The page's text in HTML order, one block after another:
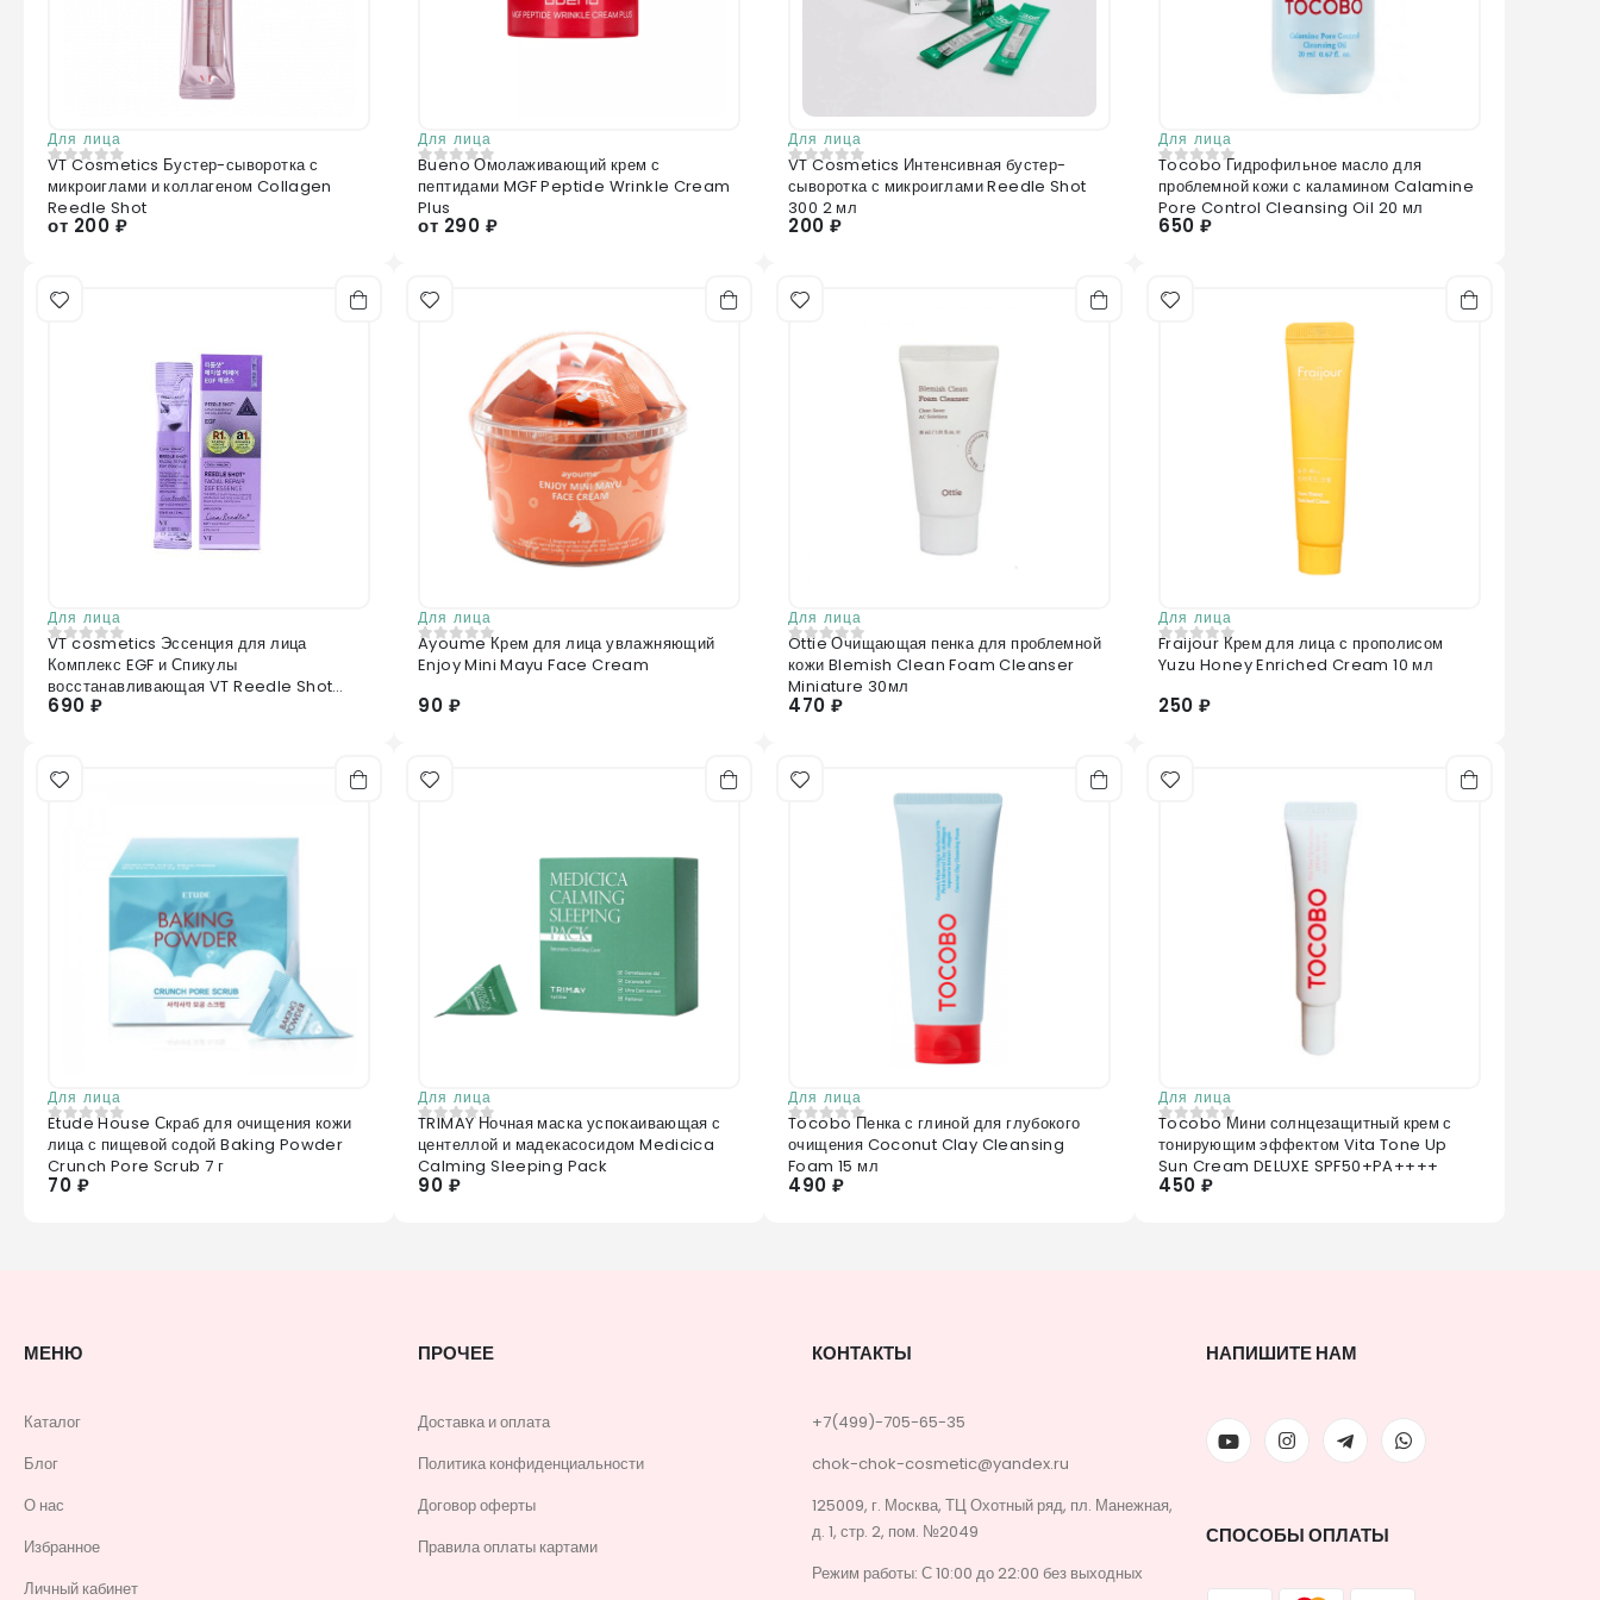
Для лица
0 из 5
VT Cosmetics Бустер-сыворотка с
микроиглами и коллагеном Collagen
Reedle Shot
от 200 ₽
Для лица
0из 5
Bueno Омолаживающий крем с
пептидами MGF Peptide Wrinkle Cream
Plus
от 290 ₽
Для лица
0 из 5
VT Cosmetics Интенсивная бустер-
сыворотка с микроиглами Reedle Shot
300 2 мл
200 ₽
Для лица
0 из 5
Tocobo Гидрофильное масло для
проблемной кожи с каламином Calamine
Pore Control Cleansing Oil 20 мл
650 ₽
Для лица
0 из 5
VT cosmetics Эссенция для лица
Комплекс EGF и Спикулы
восстанавливающая VT Reedle Shot
Facial
690 ₽
Для лица
0из 5
Ayoume Крем для лица увлажняющий
Enjoy Mini Mayu Face Cream
90 ₽
Для лица
0из 5
Ottie Очищающая пенка для проблемной
кожи Blemish Clean Foam Cleanser
Miniature 30мл
470 ₽
Для лица
0из 5
Fraijour Крем для лица с прополисом
Yuzu Honey Enriched Cream 10 мл
250 ₽
Для лица
0из 5
Etude House Скраб для очищения кожи
лица с пищевой содой Baking Powder
Crunch Pore Scrub 7 г
70 ₽
Для лица
0из 5
TRIMAY Ночная маска успокаивающая с
центеллой и мадекасосидом Medicica
Calming Sleeping Pack
90 ₽
Для лица
0 из 5
Tocobo Пенка с глиной для глубокого
очищения Coconut Clay Cleansing
Foam 15 мл
490 ₽
Для лица
0 из 5
Tocobo Мини солнцезащитный крем с
тонирующим эффектом Vita Tone Up
Sun Cream DELUXE SPF50+PA++++
450 ₽
МЕНЮ
Каталог
Блог
О нас
Избранное
Личный кабинет
ПРОЧЕЕ
Доставка и оплата
Политика конфиденциальности
Договор оферты
Правила оплаты картами
КОНТАКТЫ
+7(499)-705-65-35
chok-chok-cosmetic@yandex.ru
125009, г. Москва, ТЦ Охотный ряд, пл. Манежная,
д. 1, стр. 2, пом. №2049
Режим работы: С 10:00 до 22:00 без выходных
НАПИШИТЕ НАМ
СПОСОБЫ ОПЛАТЫ